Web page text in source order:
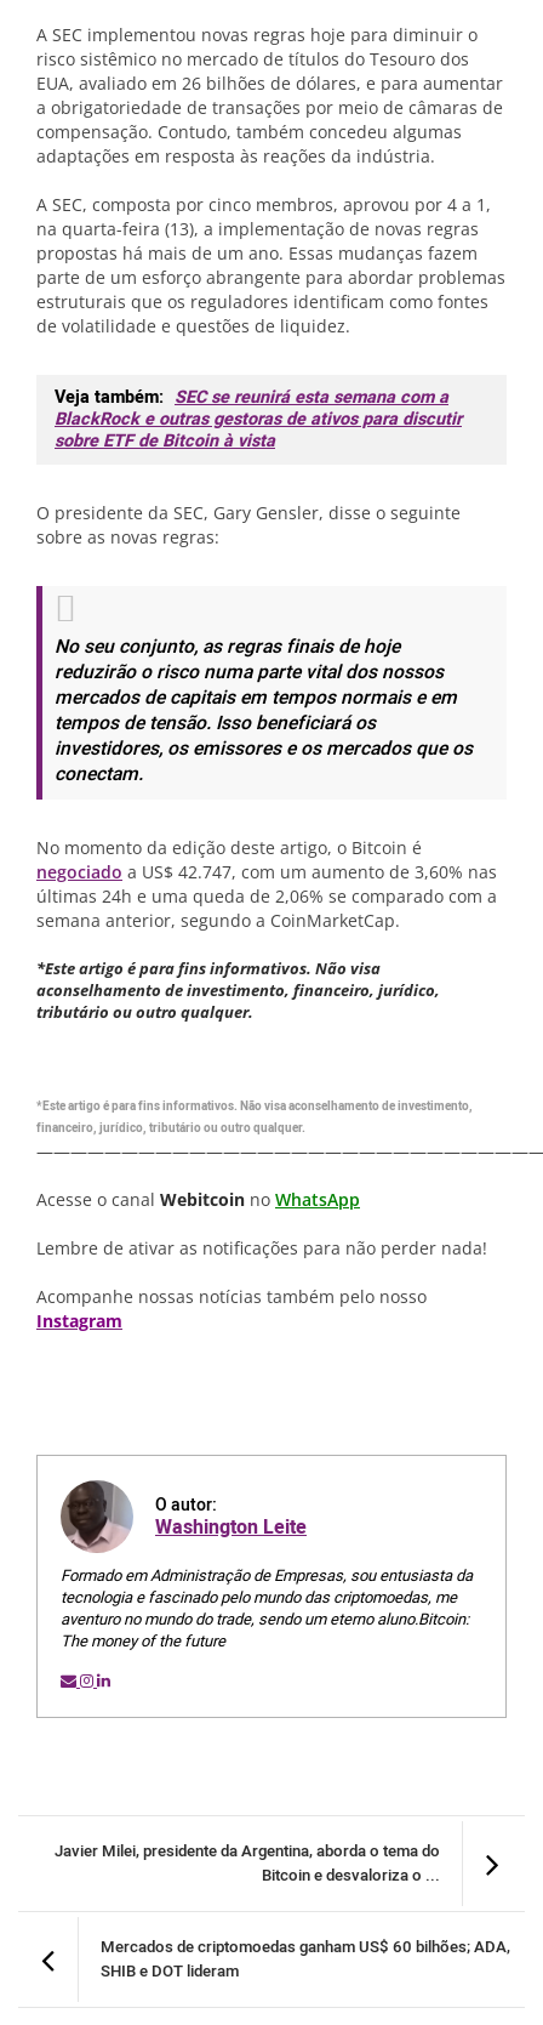
A SEC implementou novas regras hoje para diminuir o
risco sistêmico no mercado de títulos do Tesouro dos
EUA, avaliado em 26 bilhões de dólares, e para aumentar
a obrigatoriedade de transações por meio de câmaras de
compensação. Contudo, também concedeu algumas
adaptações em resposta às reações da indústria.
A SEC, composta por cinco membros, aprovou por 4 a 1,
na quarta-feira (13), a implementação de novas regras
propostas há mais de um ano. Essas mudanças fazem
parte de um esforço abrangente para abordar problemas
estruturais que os reguladores identificam como fontes
de volatilidade e questões de liquidez.
Veja também: SEC se reunirá esta semana com a
BlackRock e outras gestoras de ativos para discutir
sobre ETF de Bitcoin à vista
O presidente da SEC, Gary Gensler, disse o seguinte
sobre as novas regras:
No seu conjunto, as regras finais de hoje
reduzirão o risco numa parte vital dos nossos
mercados de capitais em tempos normais e em
tempos de tensão. Isso beneficiará os
investidores, os emissores e os mercados que os
conectam.
No momento da edição deste artigo, o Bitcoin é
negociado a US$ 42.747, com um aumento de 3,60% nas
últimas 24h e uma queda de 2,06% se comparado com a
semana anterior, segundo a CoinMarketCap.
*Este artigo é para fins informativos. Não visa
aconselhamento de investimento, financeiro, jurídico,
tributário ou outro qualquer.
*Este artigo é para fins informativos. Não visa aconselhamento de investimento,
financeiro, jurídico, tributário ou outro qualquer.
Acesse o canal Webitcoin no WhatsApp
Lembre de ativar as notificações para não perder nada!
Acompanhe nossas notícias também pelo nosso
Instagram
O autor:
Washington Leite
Formado em Administração de Empresas, sou entusiasta da
tecnologia e fascinado pelo mundo das criptomoedas, me
aventuro no mundo do trade, sendo um eterno aluno.Bitcoin:
The money of the future
Javier Milei, presidente da Argentina, aborda o tema do
Bitcoin e desvaloriza o ...
Mercados de criptomoedas ganham US$ 60 bilhões; ADA,
SHIB e DOT lideram